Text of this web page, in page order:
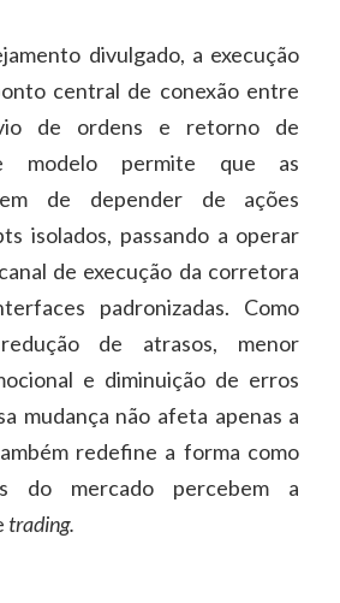
divulgado, a execução
central de conexão entre
de ordens e retorno de
modelo permite que as
de depender de ações
isolados, passando a operar
de execução da corretora
padronizadas. Como
de atrasos, menor
e diminuição de erros
mudança não afeta apenas a
redefine a forma como
do mercado percebem a
trading.